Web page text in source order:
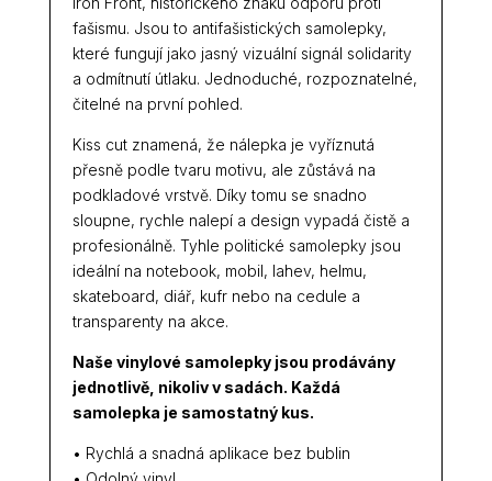
fašismu. Jsou to antifašistických samolepky,
které fungují jako jasný vizuální signál solidarity
a odmítnutí útlaku. Jednoduché, rozpoznatelné,
čitelné na první pohled.
Kiss cut znamená, že nálepka je vyříznutá
přesně podle tvaru motivu, ale zůstává na
podkladové vrstvě. Díky tomu se snadno
sloupne, rychle nalepí a design vypadá čistě a
profesionálně. Tyhle politické samolepky jsou
ideální na notebook, mobil, lahev, helmu,
skateboard, diář, kufr nebo na cedule a
transparenty na akce.
Naše vinylové samolepky jsou prodávány
jednotlivě, nikoliv v sadách. Každá
samolepka je samostatný kus.
• Rychlá a snadná aplikace bez bublin